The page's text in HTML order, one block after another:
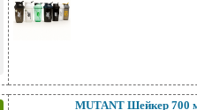
MUTANT Шейкер 700